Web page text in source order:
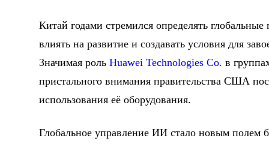
Китай годами стремился определять
влиять на развитие и создавать условия для
Значимая рольHuawei Technologies Co. в
пристального внимания правительства США
использования её оборудования.
Глобальное управление ИИ стало новым полем